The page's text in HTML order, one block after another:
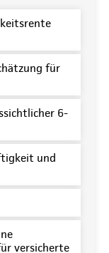
für
6-
und
versicherte